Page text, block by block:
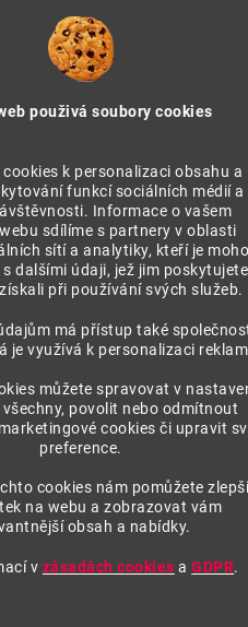
použivá soubory cookies
cookies k personalizaci obsahu a
funkcí sociálních médií a
Informace o vašem
sdílíme s partnery v oblasti
sítí a analytiky, kteří je
dalšími údaji, jež jim poskytujete
při používání svých služeb.
má přístup také
je využívá k personalizaci
můžete spravovat v
povolit nebo odmítnout
cookies či upravit
preference.
cookies nám pomůžete
na webu a zobrazovat vám
obsah a nabídky.
v zásadách cookies aGDPR.
Prohlášení o používání COOKIES
PULTY PRODEJNÍ
moduly Kovový